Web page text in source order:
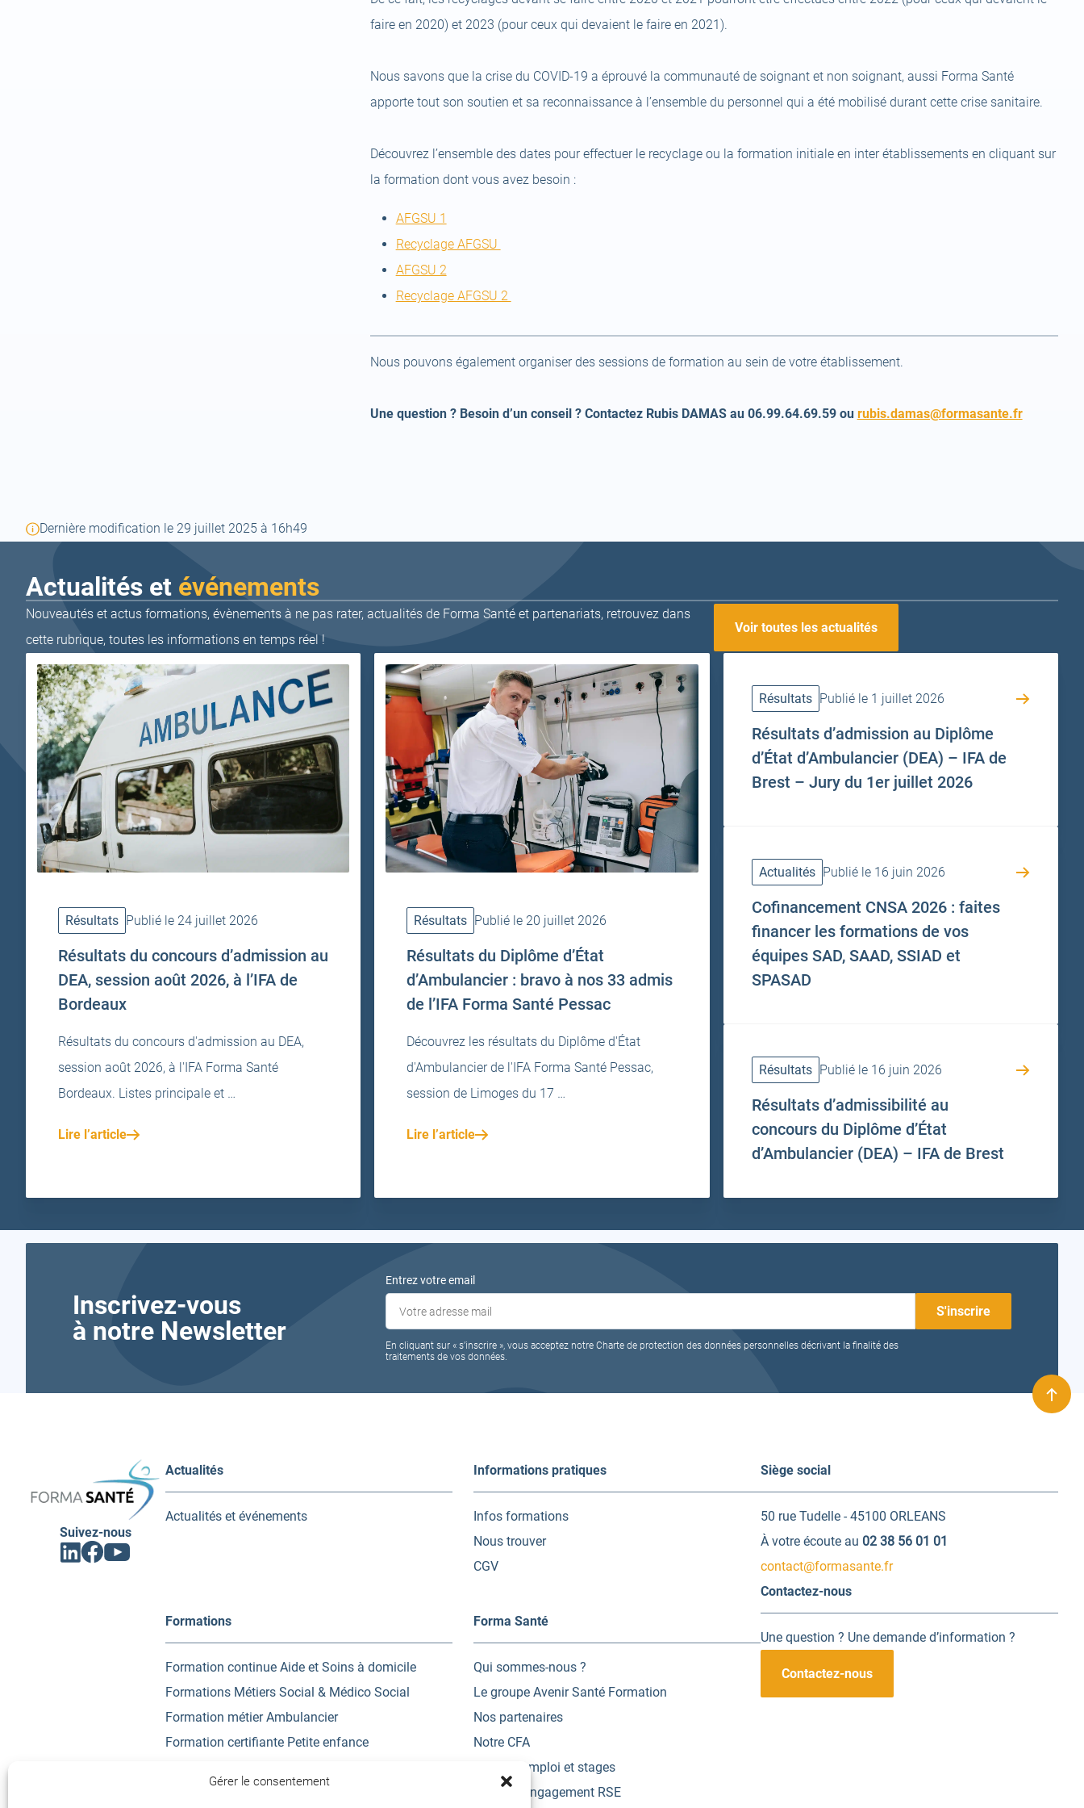
Gérer le consentement
faire en 2020) et 2023 (pour ceux qui devaient le faire en 2021).
Nous savons que la crise du COVID-19 a éprouvé la communauté de soignant et non soignant, aussi Forma Santé
apporte tout son soutien et sa reconnaissance à l’ensemble du personnel qui a été mobilisé durant cette crise sanitaire.
Découvrez l’ensemble des dates pour effectuer le recyclage ou la formation initiale en inter établissements en cliquant sur
la formation dont vous avez besoin :
AFGSU 1
a
new
tab)
Recyclage AFGSU
new
AFGSU 2(open
a
Recyclage AFGSU 2
tab)
Nous pouvons également organiser des sessions de formation au sein de votre établissement.
Une question ? Besoin d’un conseil ? Contactez Rubis DAMAS au 06.99.64.69.59 ou rubis.damas@formasante.fr(open
Dernière modification le 29 juillet 2025 à 16h49
Actualités et événements
Nouveautés et actus formations, évènements à ne pas rater, actualités de Forma Santé et partenariats, retrouvez dans
cette rubrique, toutes les informations en temps réel !
Voir toutes les actualités
Résultats Publié le 24 juillet 2026
Résultats du concours d’admission au
DEA, session août 2026, à l’IFA de
Bordeaux
Résultats du concours d'admission au DEA,
session août 2026, à l'IFA Forma Santé
Bordeaux. Listes principale et …
Lire l’article
Résultats Publié le 20 juillet 2026
Résultats du Diplôme d’État
d’Ambulancier : bravo à nos 33 admis
de l’IFA Forma Santé Pessac
Découvrez les résultats du Diplôme d'État
d'Ambulancier de l'IFA Forma Santé Pessac,
session de Limoges du 17 …
Lire l’article
Résultats Publié le 1 juillet 2026
Résultats d’admission au Diplôme
d’État d’Ambulancier (DEA) – IFA de
Brest – Jury du 1er juillet 2026
Actualités Publié le 16 juin 2026
Cofinancement CNSA 2026 : faites
financer les formations de vos
équipes SAD, SAAD, SSIAD et
SPASAD
Résultats Publié le 16 juin 2026
Résultats d’admissibilité au
concours du Diplôme d’État
d’Ambulancier (DEA) – IFA de Brest
Inscrivez-vous
à notre Newsletter
Entrez votre email
En cliquant sur « s’inscrire », vous acceptez notre Charte de protection des données personnelles décrivant la finalité des
traitements de vos données.
en
Suivez-nous
Linkedin
(ouvrir
Facebook
(ouvrir
Youtube
(ouvrir
onglet)
Actualités
Actualités et événements
Informations pratiques
Infos formations
Nous trouver
CGV
Formations
Formation continue Aide et Soins à domicile
Formations Métiers Social & Médico Social
Formation métier Ambulancier
Formation certifiante Petite enfance
Forma Santé
Qui sommes-nous ?
Le groupe Avenir Santé Formation
Nos partenaires
Notre CFA
Offres d’emploi et stages
Charte d’engagement RSE
Siège social
50 rue Tudelle - 45100 ORLEANS
À votre écoute au 02 38 56 01 01
contact@formasante.fr
Contactez-nous
Une question ? Une demande d’information ?
Contactez-nous